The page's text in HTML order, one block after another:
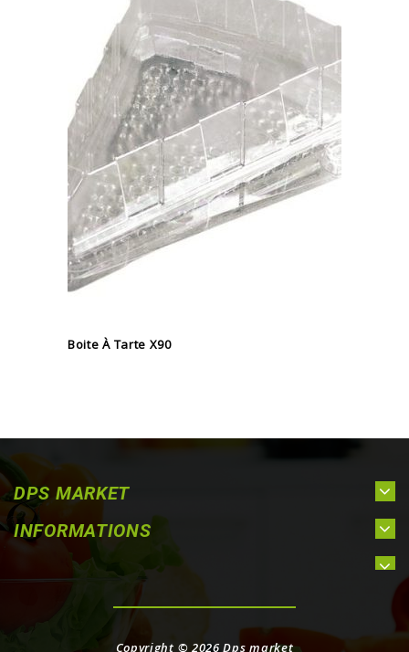
Boite À Tarte X90
DPS MARKET
INFORMATIONS
Copyright © 2026Dps market